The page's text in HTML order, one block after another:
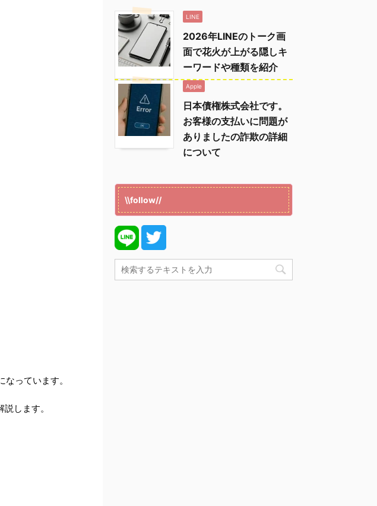
っています。
します。
LINE
2026年LINEのトーク画
面で花火が上がる隠しキ
ーワードや種類を紹介
Apple
日本債権株式会社です。
お客様の支払いに問題が
ありましたの詐欺の詳細
について
\\follow//